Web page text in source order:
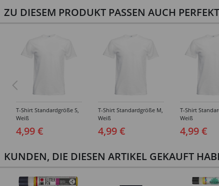
ZU DIESEM PRODUKT PASSEN AUCH
T-Shirt Standardgröße S,
Weiß
4,99 €
T-Shirt Standardgröße M,
Weiß
4,99 €
T-Shirt
Weiß
4,99 €
KUNDEN, DIE DIESEN ARTIKEL GEKAUFT